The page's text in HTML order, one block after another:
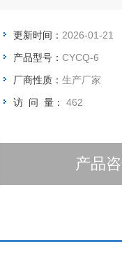
更新时间： 2026-01-21
产品型号： CYCQ-6
厂商性质： 生产厂家
访 问 量： 462
产品